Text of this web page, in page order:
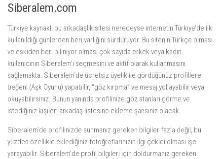
Siberalem.com
Türkiye kaynaklı bu arkadaşlık sitesi neredeyse internetin Türkiye’de ilk
kullanıldığı günlerden beri varlığını sürdürüyor. Bu sitenin Türkçe olması
ve eskiden beri biliniyor olması çok sayıda erkek veya kadın
kullanıcının Siberalem’i seçmesini ve aktif olarak kullanmasını
sağlamakta. Siberalem’de ücretsiz üyelik ile gördüğünüz profillere
beğeni (Aşk Oyunu) yapabilir, “göz kırpma” ve mesaj yollayabilir veya
okuyabilirsiniz. Bunun yanında profilinize göz atanları görme ve
istediğiniz kişileri arkadaş listesine ekleme şansınız olacak.
Siberalem’de profilinizde sunmanız gereken bilgiler fazla değil, bu
yüzden özellikle eklediğiniz fotoğraflarınızın ilgi çekici olması işe
yarayabilir. Siberalem’de profil bilgileri için doldurmanız gereken